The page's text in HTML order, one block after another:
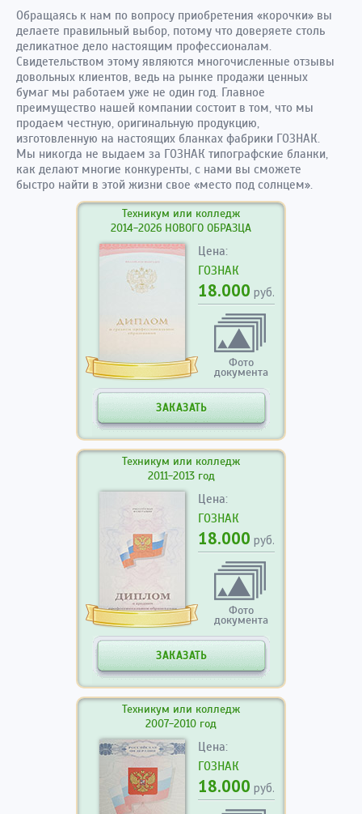
Обращаясь к нам по вопросу приобретения «корочки» вы
делаете правильный выбор, потому что доверяете столь
деликатное дело настоящим профессионалам.
Свидетельством этому являются многочисленные отзывы
довольных клиентов, ведь на рынке продажи ценных
бумаг мы работаем уже не один год. Главное
преимущество нашей компании состоит в том, что мы
продаем честную, оригинальную продукцию,
изготовленную на настоящих бланках фабрики ГОЗНАК.
Мы никогда не выдаем за ГОЗНАК типографские бланки,
как делают многие конкуренты, с нами вы сможете
быстро найти в этой жизни свое «место под солнцем».
Техникум или колледж
2014-2026 НОВОГО ОБРАЗЦА
Цена:
ГОЗНАК
18.000 руб.
Фото
документа
ЗАКАЗАТЬ
Техникум или колледж
2011-2013 год
Цена:
ГОЗНАК
18.000 руб.
Фото
документа
ЗАКАЗАТЬ
Техникум или колледж
2007-2010 год
Цена:
ГОЗНАК
18.000 руб.